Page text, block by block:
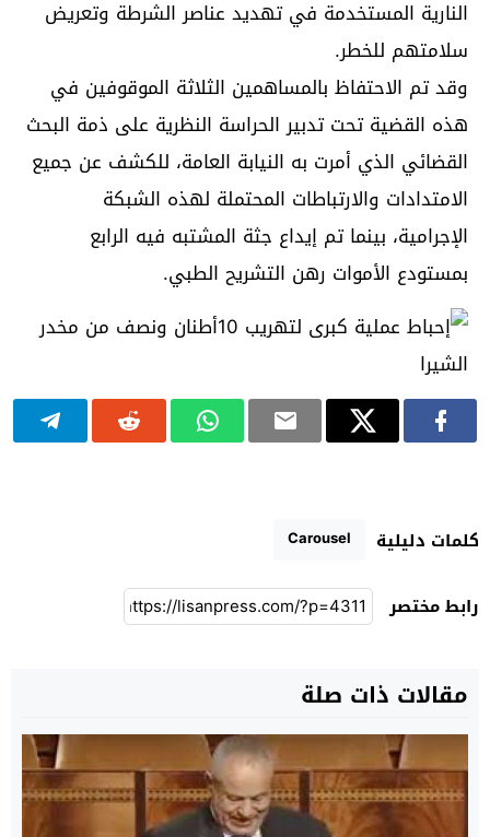
النارية المستخدمة في تهديد عناصر الشرطة وتعريض
سلامتهم للخطر.
وقد تم الاحتفاظ بالمساهمين الثلاثة الموقوفين في
هذه القضية تحت تدبير الحراسة النظرية على ذمة البحث
القضائي الذي أمرت به النيابة العامة، للكشف عن جميع
الامتدادات والارتباطات المحتملة لهذه الشبكة
الإجرامية، بينما تم إيداع جثة المشتبه فيه الرابع
بمستودع الأموات رهن التشريح الطبي.
كلمات دليلية Carousel
رابط مختصر
مقالات ذات صلة